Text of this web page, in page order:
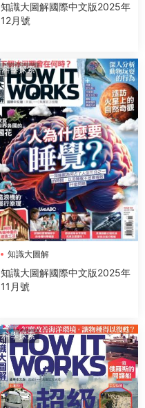
知識大圖解國際中文版2025年
12月號
科學探索
知識大圖解
知識大圖解國際中文版2025年
11月號
科學探索